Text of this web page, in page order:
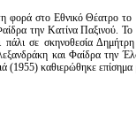
φορά στο Εθνικό Θέατρο
την Κατίνα Παξινού.
σε σκηνοθεσία
και Φαίδρα την
(1955) καθιερώθηκε επίσημα